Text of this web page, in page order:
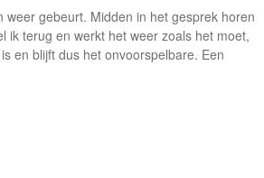
gebeurt. Midden in het gesprek horen
ik terug en werkt het weer zoals het moet,
en blijft dus het onvoorspelbare. Een